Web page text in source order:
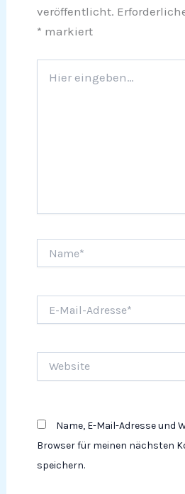
veröffentlicht.
* markiert
eingeben…
Mail-
Name, E-Mail-Adresse und
Browser für meinen nächsten
speichern.